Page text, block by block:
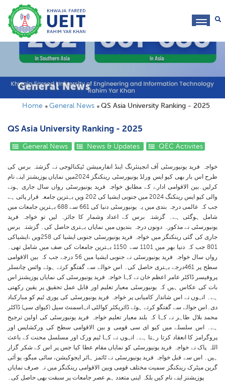
General News
Home General News QS Asia University Ranking - 2025
QS Asia University Ranking - 2025
General News News & Updates QEC Activites
خواجہ فرید یونیورسٹی آف انجینئرنگ اینڈ انفارمیشن ٹیکنالوجی نے گزشتہ برس کی
طرح اس بار بھی کیو ایس ورلڈ یونیورسٹی رینکنگز 2024میں نمایاں پوزیشنز اپنے نام
کرلیں۔بین الاقوامی ادارے کے مطابق خواجہ فرید یونیورسٹی رواں سال جاری ہونے
والی کیو ایس رینکنگ 2024 میں جنوبی ایشیا کی 202 ویں بہترین جامعہ قرار پائی ہے
جب کہ عالمی درجہ بندی میں یہ یونیورسٹی دنیا کی 661 سے 688 بہترین جامعات میں
شامل ہوگئی ہے۔ گزشتہ برس کے اعداد وشمار کا جائزہ لیں تو خواجہ فرید
یونیورسٹی نے مذکورہ دونوں درجہ بندیوں میں نمایاں بہتری حاصل کی۔ گزشتہ برس
جاری کی گئی رینکنگز میں خواجہ فرید یونیورسٹی جنوبی ایشیا کی 258ویں ،ایشیاکی
801 جب کہ دنیا بھر میں 1101 سے 1150 بہترین جامعات کی صف میں شامل تھی۔
رواں سال خواجہ فرید یونیورسٹی نے جنوبی ایشیا میں 56 درجے جب کہ بین الاقوامی
سطح پر 461درجے بہتری حاصل کی۔ اس حوالے سے گفتگو کرتے ہوئے وائس چانسلر
پروفیسر ڈاکٹر عامر اعظم خان نے کہا خواجہ فرید یونیورسٹی کی نمایاں پوزیشنز اس
بات کی عکاس ہیں کہ یونیورسٹی معیار تعلیم اور قابل عمل تحقیق پر یقین رکھتی
ہے۔ انہوں نے اس شاندار کامیابی پر خواجہ فرید یونیورسٹی کی پوری ٹیم کو مبارکباد
دی۔اس حوالے سے گفتگو کرتے ہوئے ڈائریکٹر کوالٹی انہاسمنٹ سیل (کیوای سی) ڈاکٹر
محمد بلال طاہر نے کہا کہ بلند معیار تعلیم خواجہ فرید یونیورسٹی کی اولین ترجیح
ہے۔ اس سلسلے میں کیو ای سی قومی و بین الاقوامی سطح کی ورکشاپس اور
پروگرامز کا انعقاد کرتا رہتا ہے۔ انہوں نے کہا ٹیم ورک اور مسلسل محنت کے باعث
اللہ پاک نے خواجہ فرید یونیورسٹی کو نمایاں مقام عطا کیا جس پر اس کے شکر گزار
ہیں۔ اس سے قبل خواجہ فرید یونیورسٹی نے ٹائمز ہائر ایجوکیشن، سائی میگو، یو آئی
گرین میٹرک رینکنگز سمیت مختلف قومی وبین الاقوامی رینکنگز میں نہ صرف نمایاں
پوزیشنز اپنے نام کیں بلکہ اپنی متعدد ہم عصر جامعات پر سبقت بھی حاصل کی۔